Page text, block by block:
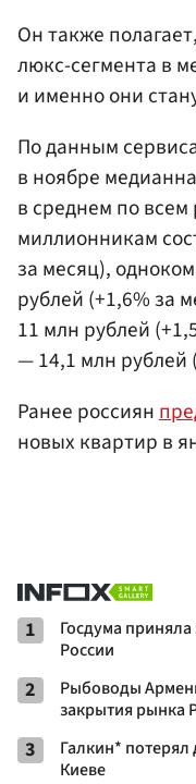
Он также
люкс-сегмента в
и именно они
По данным
в ноябре
в среднем по
миллионникам
за месяц),
рублей (+1,6% за
11 млн рублей
— 14,1 млн рублей
Ранее россиян
новых квартир в
1
Госдума
России
2
Рыбоводы
закрытия рынка
3
Галкин* потерял
Киеве